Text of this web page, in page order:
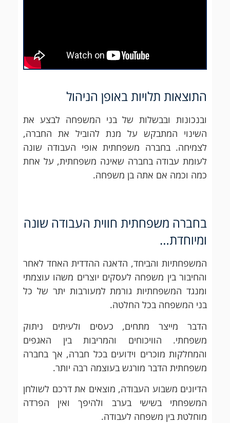
התוצאות תלויות באופן הניהול
ובנכונות ובבשלות של בני המשפחה לבצע את
השינוי המתבקש על מנת להוביל את החברה,
לצמיחה. בחברה משפחתית אופי העבודה שונה
לעומת עבודה בחברה שאינה משפחתית, על אחת
כמה וכמה אם אתה בן משפחה.
בחברה משפחתית חווית העבודה שונה
ומיוחדת…
המשפחתיות והביחד, הדאגה ההדדית האחד לאחר
והחיבור בין משפחה לעסקים יוצרים משהו עוצמתי
ומנגד המשפחתיות גורמת למעורבות יתר של כל
בני המשפחה בכל החלטה.
הדבר מייצר מתחים, כעסים ולעיתים ניתוק
משפחתי. הוויכוחים והמריבות בין האגפים
והמחלקות מוכרים וידועים בכל חברה, אך בחברה
משפחתית הדבר מורגש בעוצמה רבה יותר.
הדיונים משבוע העבודה, מוצאים את דרכם לשולחן
המשפחתי בשישי בערב ולהיפך ואין הפרדה
מוחלטת בין משפחה לעבודה.